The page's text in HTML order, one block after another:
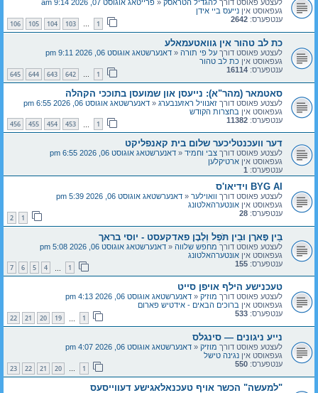
לעצטע פאוסט דורך להגדיל הטראסק « פרייטאג אוגוסט 07, 2026 9:14 am
געפאוסט אין נייעס ביי אידן
ענטפערס: 2642
1
…
103
104
105
106
כת לב טהור אין גוואטעמאלע
לעצטע פאוסט דורך על פי תורה « דאנערשטאג אוגוסט 06, 2026 9:11 pm
געפאוסט אין כת לב טהור
ענטפערס: 16114
1
…
642
643
644
645
סאטמאר (מהר"א): נייעסן און שמועסן בתוככי הקהלה
לעצטע פאוסט דורך זאנוויל ראזענבערג « דאנערשטאג אוגוסט 06, 2026 6:55 pm
געפאוסט אין בחצרות הקודש
ענטפערס: 11382
1
453
454
455
456
דער וועכנטליכער שלום בית קאנפליקט
לעצטע פאוסט דורך צבי וחמיד « דאנערשטאג אוגוסט 06, 2026 6:55 pm
געפאוסט אין ארטיקלען
ענטפערס: 1
BYG AI וידיאו'ס
לעצטע פאוסט דורך וואוילער « דאנערשטאג אוגוסט 06, 2026 5:39 pm
געפאוסט אין אונטערהאלטונג
ענטפערס: 28
1
2
בֵּין פָּארָן וּבֵין תֹּפֶל וְלָבָן פאדקעסט - יוסי בראך
לעצטע פאוסט דורך מחפש שלווה « דאנערשטאג אוגוסט 06, 2026 5:08 pm
געפאוסט אין אונטערהאלטונג
ענטפערס: 155
1
4
5
6
7
טעכנישע הילף אויפן סייט
לעצטע פאוסט דורך מוזיק « דאנערשטאג אוגוסט 06, 2026 4:13 pm
געפאוסט אין ברוכים הבאים - אידטיש פארום
ענטפערס: 533
1
19
20
21
22
נייע ניגונים — סינגלס
לעצטע פאוסט דורך מוזיק « דאנערשטאג אוגוסט 06, 2026 4:07 pm
געפאוסט אין נגינה טישל
ענטפערס: 550
1
…
20
21
22
23
"למעשה" הכשר אויף טעכנאלאגישע דעווייסעס